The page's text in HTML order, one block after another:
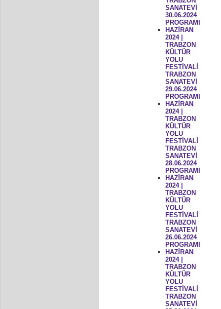
SANATEVİ
30.06.2024
PROGRAMI
HAZİRAN
2024 |
TRABZON
KÜLTÜR
YOLU
FESTİVALİ
TRABZON
SANATEVİ
29.06.2024
PROGRAMI
HAZİRAN
2024 |
TRABZON
KÜLTÜR
YOLU
FESTİVALİ
TRABZON
SANATEVİ
28.06.2024
PROGRAMI
HAZİRAN
2024 |
TRABZON
KÜLTÜR
YOLU
FESTİVALİ
TRABZON
SANATEVİ
26.06.2024
PROGRAMI
HAZİRAN
2024 |
TRABZON
KÜLTÜR
YOLU
FESTİVALİ
TRABZON
SANATEVİ